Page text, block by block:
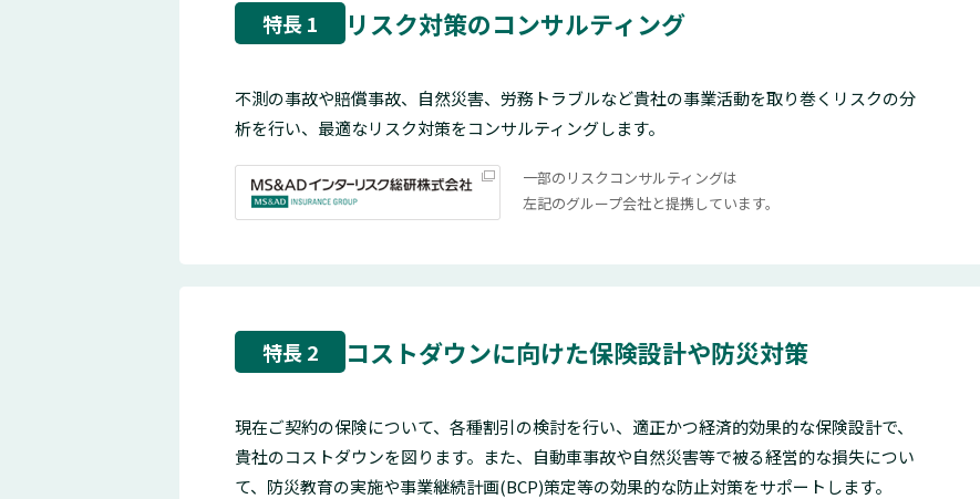
特長 1 リスク対策のコンサルティング
不測の事故や賠償事故、自然災害、労務トラブルなど貴社の事業活動を取り巻くリスクの分
析を行い、最適なリスク対策をコンサルティングします。
一部のリスクコンサルティングは
左記のグループ会社と提携しています。
特長 2 コストダウンに向けた保険設計や防災対策
現在ご契約の保険について、各種割引の検討を行い、適正かつ経済的効果的な保険設計で、
貴社のコストダウンを図ります。また、自動車事故や自然災害等で被る経営的な損失につい
て、防災教育の実施や事業継続計画(BCP)策定等の効果的な防止対策をサポートします。